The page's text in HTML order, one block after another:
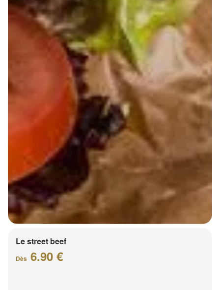
Le street beef
Dès 6.90 €